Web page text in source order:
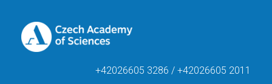
+42026605 3286 / +42026605 2011